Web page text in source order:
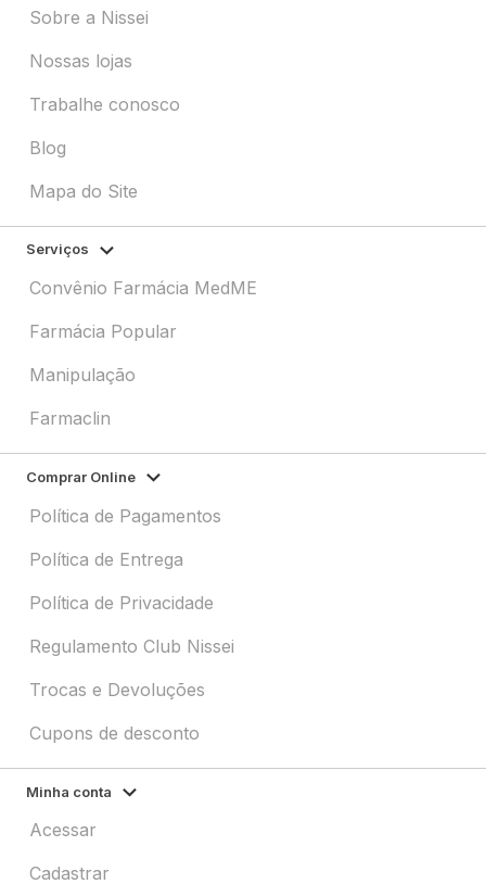
Sobre a Nissei
Nossas lojas
Trabalhe conosco
Blog
Mapa do Site
Serviços
Convênio Farmácia MedME
Farmácia Popular
Manipulação
Farmaclin
Comprar Online
Política de Pagamentos
Política de Entrega
Política de Privacidade
Regulamento Club Nissei
Trocas e Devoluções
Cupons de desconto
Minha conta
Acessar
Cadastrar